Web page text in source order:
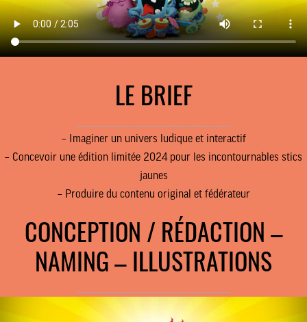
LE BRIEF
– Imaginer un univers ludique et interactif
– Concevoir une édition limitée 2024 pour les incontournables stics
jaunes
– Produire du contenu original et fédérateur
CONCEPTION / RÉDACTION –
NAMING – ILLUSTRATIONS